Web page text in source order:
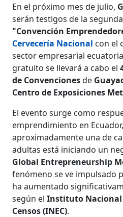
En el próximo mes de julio,
serán testigos de la
"Convención
Cervecería Nacional con el
sector empresarial
gratuito se llevará a cabo el
de Convencionesde
Centro de Exposiciones
El evento surge como
emprendimiento en
aproximadamente una de
adultas está iniciando un
Global Entrepreneurship
fenómeno se ve impulsado
ha aumentado
según elInstituto Nacional
Censos (INEC).